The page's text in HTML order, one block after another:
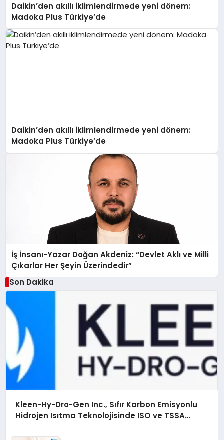
Daikin’den akıllı iklimlendirmede yeni dönem:
Madoka Plus Türkiye’de
Daikin’den akıllı iklimlendirmede yeni dönem:
Madoka Plus Türkiye’de
İş İnsanı-Yazar Doğan Akdeniz: “Devlet Aklı ve Milli
Çıkarlar Her Şeyin Üzerindedir”
Son Dakika
Kleen-Hy-Dro-Gen Inc., Sıfır Karbon Emisyonlu
Hidrojen Isıtma Teknolojisinde ISO ve TSSA